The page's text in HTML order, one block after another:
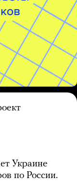
Украине
по России.